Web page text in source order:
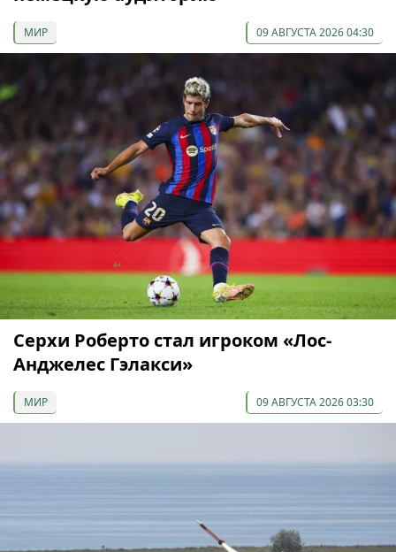
МИР 09 АВГУСТА 2026 04:30
Серхи Роберто стал игроком «Лос-
Анджелес Гэлакси»
МИР 09 АВГУСТА 2026 03:30